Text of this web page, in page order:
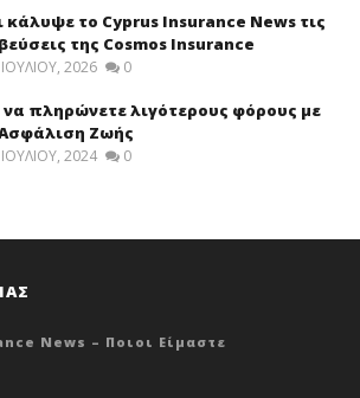
κάλυψε το Cyprus Insurance News τις
της Cosmos Insurance
2026 0
πληρώνετε λιγότερους φόρους με
Ζωής
2024 0
News – Ποιοι Είμαστε